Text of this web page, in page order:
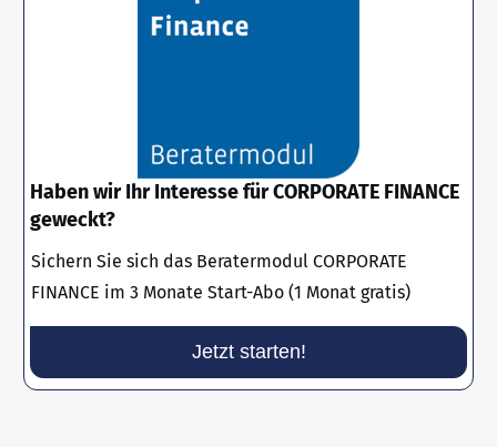
Haben wir Ihr Interesse für CORPORATE FINANCE
geweckt?
Sichern Sie sich das Beratermodul CORPORATE
FINANCE im 3 Monate Start-Abo (1 Monat gratis)
Jetzt starten!